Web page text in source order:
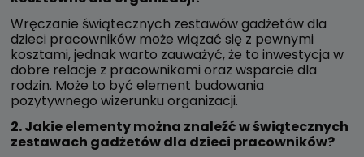
Wręczanie świątecznych zestawów gadżetów dla
dzieci pracowników może wiązać się z pewnymi
kosztami, jednak warto zauważyć, że to inwestycja w
dobre relacje z pracownikami oraz wsparcie dla
rodzin. Może to być element budowania
pozytywnego wizerunku organizacji.
2. Jakie elementy można znaleźć w świątecznych
zestawach gadżetów dla dzieci pracowników?